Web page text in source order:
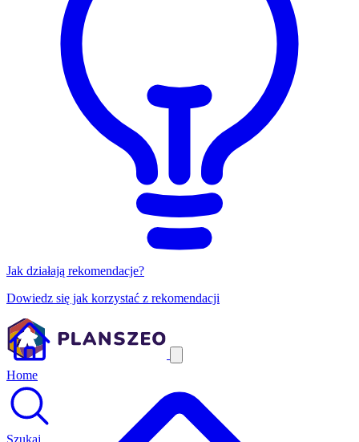
Jak działają rekomendacje?
Dowiedz się jak korzystać z rekomendacji
Home
Szukaj